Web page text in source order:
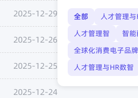
2025-12-29
2025-12-26
2025-12-25
2025-12-24
全部
人才管理
人才管理智
智
全球化消费电子品
人才管理与HR数智